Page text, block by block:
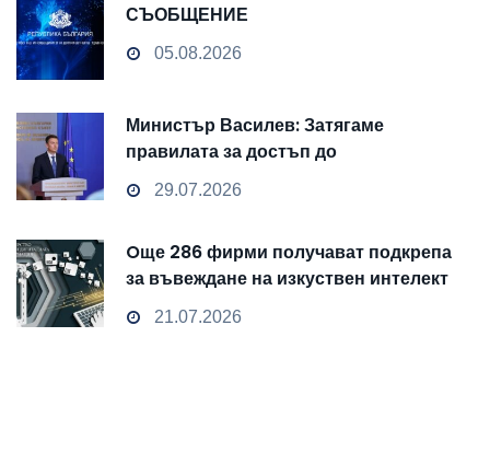
СЪОБЩЕНИЕ
05.08.2026
Министър Василев: Затягаме
правилата за достъп до
чувствителни данни
29.07.2026
Oще 286 фирми получават подкрепа
за въвеждане на изкуствен интелект
и облачни технологии
21.07.2026